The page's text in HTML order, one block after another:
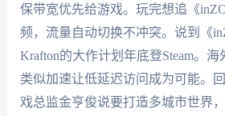
保带宽优先给游戏。玩完想追《
频，流量自动切换不冲突。说到《
Krafton的大作计划年底登Steam。海
类似加速让低延迟访问成为可能
戏总监金亨俊说要打造多城市世界